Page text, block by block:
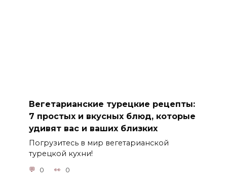
Вегетарианские турецкие рецепты:
7 простых и вкусных блюд, которые
удивят вас и ваших близких
Погрузитесь в мир вегетарианской
турецкой кухни!
0 0